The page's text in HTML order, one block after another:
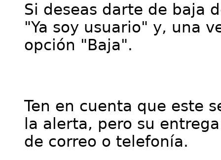
Si deseas darte de baja
"Ya soy usuario" y, una
opción "Baja".
Ten en cuenta que este
la alerta, pero su
de correo o telefonía.